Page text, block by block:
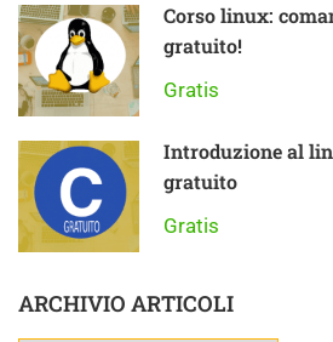
Corso linux:
gratuito!
Gratis
Introduzione al
gratuito
Gratis
ARCHIVIO ARTICOLI